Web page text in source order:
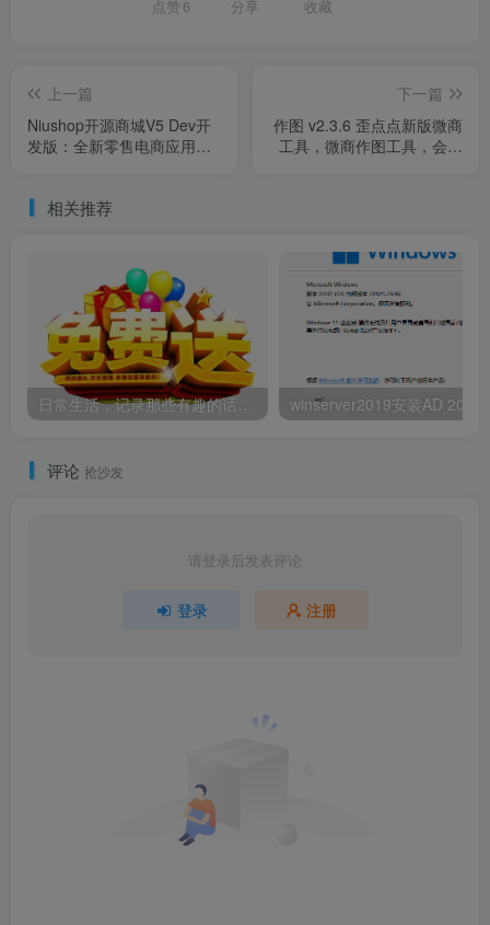
点赞 6 分享 收藏
上一篇
Niushop开源商城V5 Dev开
发版：全新零售电商应用开
下一篇
作图 v2.3.6 歪点点新版微商
工具，微商作图工具，会员
相关推荐
评论 抢沙发
请登录后发表评论
登录 注册